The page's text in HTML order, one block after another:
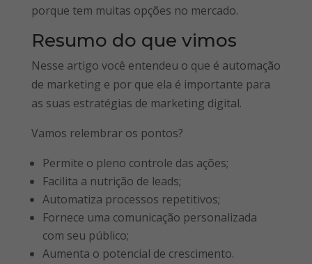
porque tem muitas opções no mercado.
Resumo do que vimos
Nesse artigo você entendeu o que é automação
de marketing e por que ela é importante para
as suas estratégias de marketing digital.
Vamos relembrar os pontos?
Permite o pleno controle das ações;
Facilita a nutrição de leads;
Automatiza processos repetitivos;
Fornece uma comunicação personalizada
com seu público;
Aumenta o potencial de crescimento.